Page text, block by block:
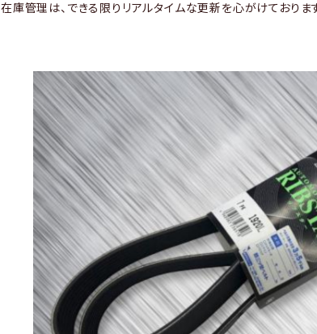
在庫管理は、できる限りリアルタイムな更新を心がけており